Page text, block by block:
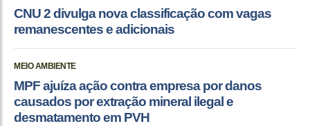
CNU 2 divulga nova classificação com vagas
remanescentes e adicionais
MEIO AMBIENTE
MPF ajuíza ação contra empresa por danos
causados por extração mineral ilegal e
desmatamento em PVH